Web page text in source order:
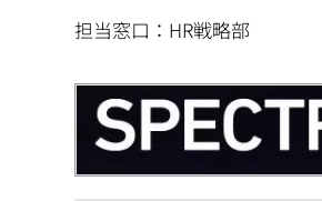
担当窓口：HR戦略部